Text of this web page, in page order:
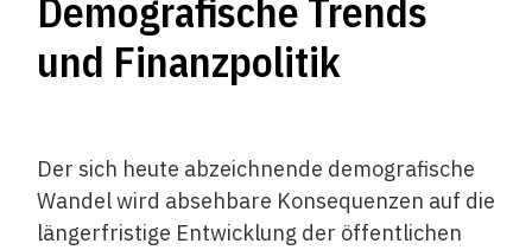
Demografische Trends
und Finanzpolitik
Der sich heute abzeichnende demografische
Wandel wird absehbare Konsequenzen auf die
längerfristige Entwicklung der öffentlichen